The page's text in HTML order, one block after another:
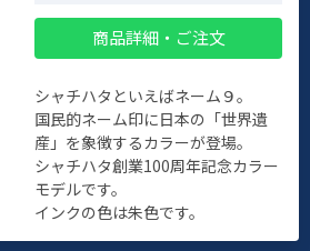
商品詳細・ご注文
シャチハタといえばネーム９。
国民的ネーム印に日本の「世界遺
産」を象徴するカラーが登場。
シャチハタ創業100周年記念カラー
モデルです。
インクの色は朱色です。